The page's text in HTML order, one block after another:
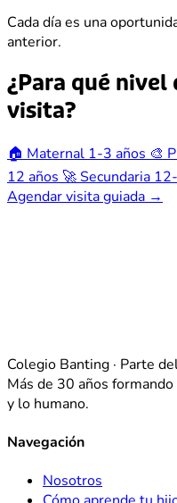
Cada día es una
anterior.
¿Para qué nivel
visita?
🏠 Maternal 1-3 años 🎨
12 años 🚀Secundaria
Agendar visita guiada →
Colegio Banting · Parte
Más de 30 años
y lo humano.
Navegación
Nosotros